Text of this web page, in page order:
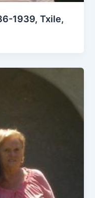
1939, Txile,